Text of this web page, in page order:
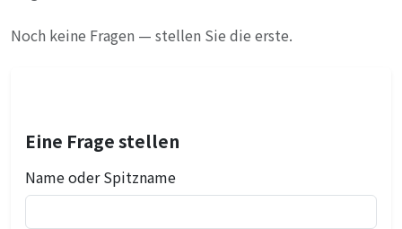
Noch keine Fragen — stellen Sie die erste.
Eine Frage stellen
Name oder Spitzname